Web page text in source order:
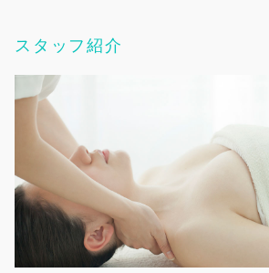
スタッフ紹介